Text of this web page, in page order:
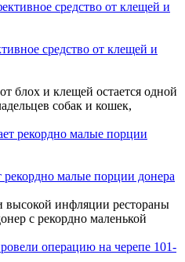
средство от клещей и
блох и клещей остается одной
собак и кошек,
рекордно малые порции донера
высокой инфляции рестораны
с рекордно маленькой